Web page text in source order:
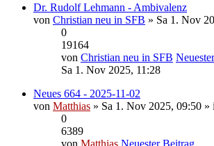
Dr. Rudolf Lehmann - Ambivalenz
von Christian neu in SFB » Sa 1. Nov
0
19164
von Christian neu in SFB
Sa 1. Nov 2025, 11:28
Neues 664 - 2025-11-02
von Matthias » Sa 1. Nov 2025, 09:50 »
0
6389
von Matthias Neuester Beitrag